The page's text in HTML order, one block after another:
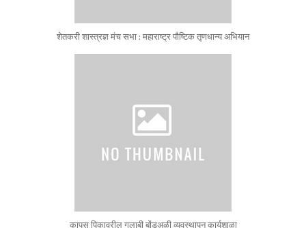
शेतकरी शास्त्रज्ञ मंच सभा : महाराष्ट्र पौष्टिक तृणधान्य अभियान
कापूस पिकावरील गुलाबी बोंडअळी व्यवस्थापन कार्यशाळा